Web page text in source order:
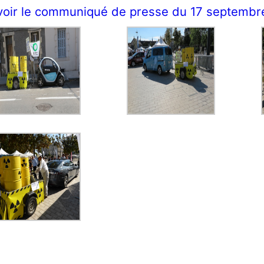
le communiqué de presse du 17